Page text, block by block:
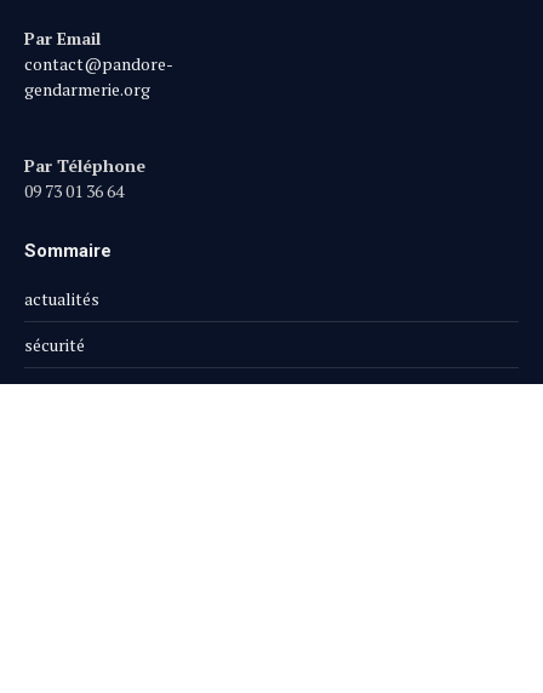
Par Email
contact@pandore-
gendarmerie.org
Par Téléphone
09 73 01 36 64
Sommaire
actualités
sécurité
justice